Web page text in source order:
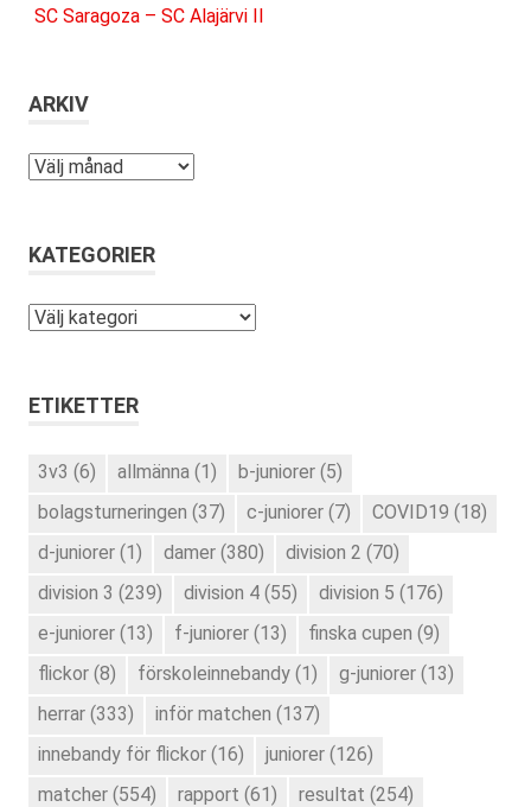
SC Saragoza – SC Alajärvi II
ARKIV
Arkiv
KATEGORIER
Kategorier
ETIKETTER
3v3 (6) allmänna (1) b-juniorer (5)
bolagsturneringen (37) c-juniorer (7) COVID19 (18)
d-juniorer (1) damer (380) division 2 (70)
division 3 (239) division 4 (55) division 5 (176)
e-juniorer (13) f-juniorer (13) finska cupen (9)
flickor (8) förskoleinnebandy (1) g-juniorer (13)
herrar (333) inför matchen (137)
innebandy för flickor (16) juniorer (126)
matcher (554) rapport (61) resultat (254)